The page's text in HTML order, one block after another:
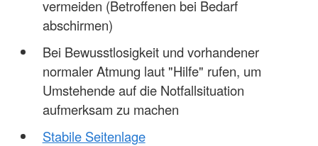
vermeiden (Betroffenen bei Bedarf
abschirmen)
Bei Bewusstlosigkeit und vorhandener
normaler Atmung laut "Hilfe" rufen, um
Umstehende auf die Notfallsituation
aufmerksam zu machen
Stabile Seitenlage